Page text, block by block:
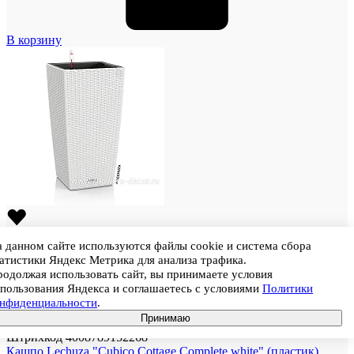
В корзину
Штрихкод 4008789152268
Кашпо Lechuza "Cubico Cottage Complete white" (пластик),
данном сайте используются файлы cookie и система сбора
Яндекс Метрика для анализа трафика.
использовать сайт, вы принимаете условия
Яндекса и соглашаетесь с условиями Политики
.
Принимаю